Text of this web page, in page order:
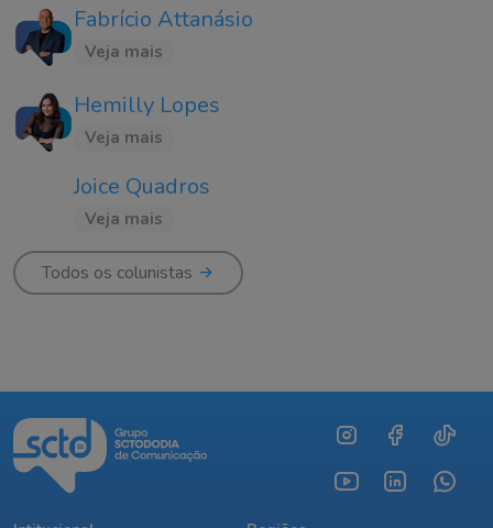
Fabrício Attanásio
Veja mais
Hemilly Lopes
Veja mais
Joice Quadros
Veja mais
Todos os colunistas